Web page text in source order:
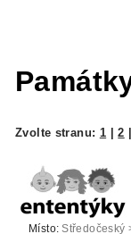
Zvolte stranu: 1 |2
Místo: Středočeský